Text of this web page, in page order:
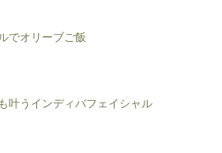
でオリーブご飯
叶うインディバフェイシャル